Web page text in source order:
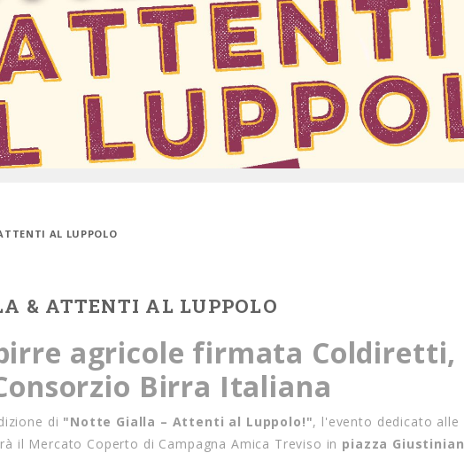
AL LUPPOLO
& ATTENTI AL LUPPOLO
agricole firmata Coldiretti,
Birra Italiana
di "Notte Gialla – Attenti al Luppolo!", l'evento dedicato alle
il Mercato Coperto di Campagna Amica Treviso in piazza Giustinian